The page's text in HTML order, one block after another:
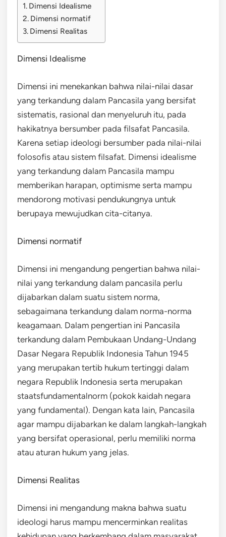
Dimensi Idealisme
Dimensi normatif
Dimensi Realitas
Dimensi Idealisme
Dimensi ini menekankan bahwa nilai-nilai dasar
yang terkandung dalam Pancasila yang bersifat
sistematis, rasional dan menyeluruh itu, pada
hakikatnya bersumber pada filsafat Pancasila.
Karena setiap ideologi bersumber pada nilai-nilai
folosofis atau sistem filsafat. Dimensi idealisme
yang terkandung dalam Pancasila mampu
memberikan harapan, optimisme serta mampu
mendorong motivasi pendukungnya untuk
berupaya mewujudkan cita-citanya.
Dimensi normatif
Dimensi ini mengandung pengertian bahwa nilai-
nilai yang terkandung dalam pancasila perlu
dijabarkan dalam suatu sistem norma,
sebagaimana terkandung dalam norma-norma
keagamaan. Dalam pengertian ini Pancasila
terkandung dalam Pembukaan Undang-Undang
Dasar Negara Republik Indonesia Tahun 1945
yang merupakan tertib hukum tertinggi dalam
negara Republik Indonesia serta merupakan
staatsfundamentalnorm (pokok kaidah negara
yang fundamental). Dengan kata lain, Pancasila
agar mampu dijabarkan ke dalam langkah-langkah
yang bersifat operasional, perlu memiliki norma
atau aturan hukum yang jelas.
Dimensi Realitas
Dimensi ini mengandung makna bahwa suatu
ideologi harus mampu mencerminkan realitas